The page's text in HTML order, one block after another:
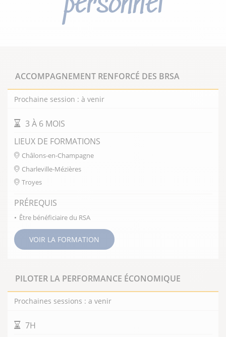
Alméa Formations Interpro accompagne les
spécifiques de tuteurs ou de maître
d'apprentissage.
Nous proposons également des formations au
métier de formateur.
Cliquez sur nos fiches formations pour en savoir
ACCOMPAGNEMENT RENFORCÉ DES BRSA
Prochaine session : à venir
DURÉE DE LA FORMATION
3 À 6 MOIS
LIEUX DE FORMATIONS
Châlons-en-Champagne
Charleville-Mézières
Troyes
PRÉREQUIS
Être bénéficiaire du RSA
VOIR LA FORMATION
PILOTER LA PERFORMANCE ÉCONOMIQUE
Prochaines sessions : a venir
DURÉE DE LA FORMATION
7H